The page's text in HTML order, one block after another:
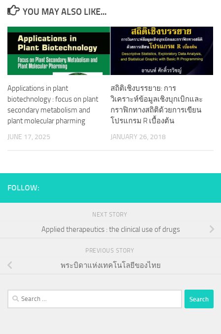
YOU MAY ALSO LIKE...
Applications in plant
biotechnology : focus on plant
secondary metabolism and
plant molecular pharming
JUNE 17, 2025
สถิติเชิงบรรยาย: การ
วิเคราะห์ข้อมูลเชิงบุกเบิกและ
กราฟิกทางสถิติด้วยการเขียน
โปรแกรม R เบื้องต้น
JANUARY 26, 2018
FOLLOW:
NEXT STORY
Applied therapeutics : the clinical use of drugs
PREVIOUS STORY
พระบิดาแห่งเทคโนโลยีของไทย
Search
for: